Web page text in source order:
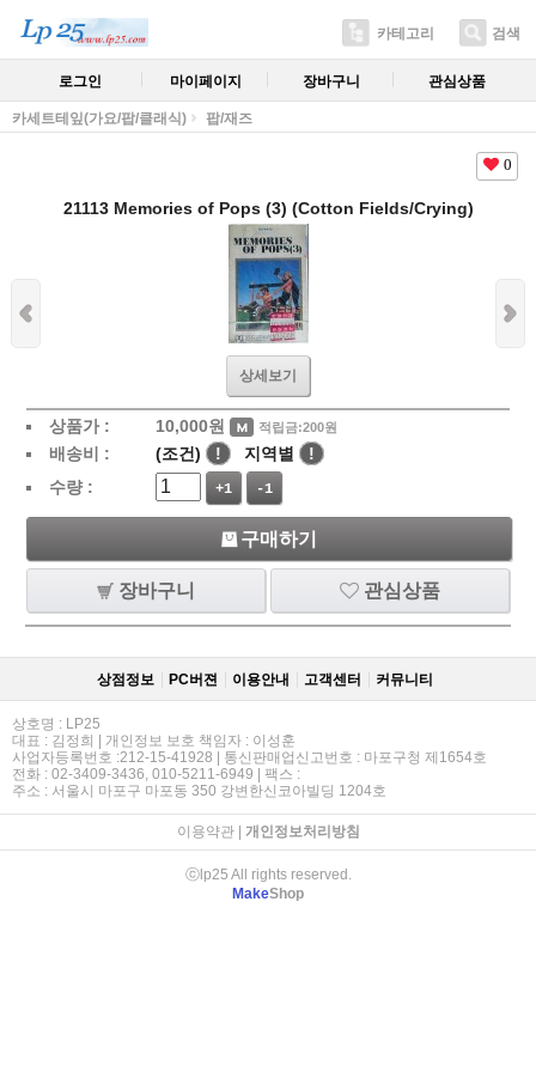
카테고리 검색
로그인 마이페이지 장바구니 관심상품
카세트테잎(가요/팝/클래식) 팝/재즈
0
21113 Memories of Pops (3) (Cotton Fields/Crying)
상세보기
상품가 : 10,000원 적립금:200원
배송비 : (조건) ! 지역별
!
수량 :
+1 -1
구매하기
장바구니 관심상품
상점정보 PC버젼 이용안내 고객센터 커뮤니티
상호명 : LP25
대표 : 김정희 | 개인정보 보호 책임자 : 이성훈
사업자등록번호 :212-15-41928 | 통신판매업신고번호 : 마포구청 제1654호
전화 : 02-3409-3436, 010-5211-6949 | 팩스 :
주소 : 서울시 마포구 마포동 350 강변한신코아빌딩 1204호
이용약관| 개인정보처리방침
ⓒlp25 All rights reserved.
MakeShop